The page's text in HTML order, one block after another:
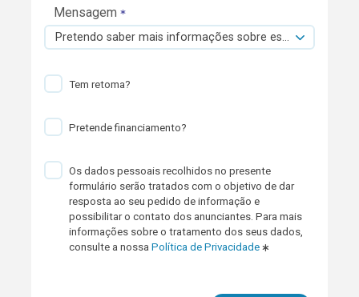
Mensagem
Pretendo saber mais informações sobre esta viatura.
Tem retoma?
Pretende financiamento?
Os dados pessoais recolhidos no presente
formulário serão tratados com o objetivo de dar
resposta ao seu pedido de informação e
possibilitar o contato dos anunciantes. Para mais
informações sobre o tratamento dos seus dados,
consulte a nossaPolítica de Privacidade